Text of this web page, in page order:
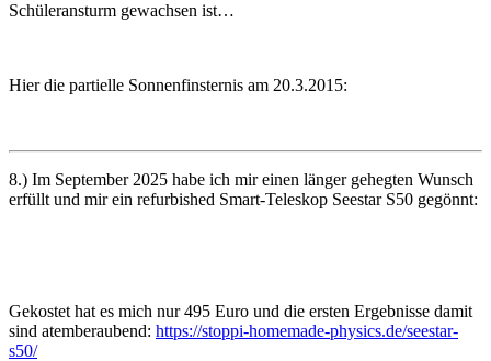
Schüleransturm gewachsen ist…
Hier die partielle Sonnenfinsternis am 20.3.2015:
8.) Im September 2025 habe ich mir einen länger gehegten Wunsch
erfüllt und mir ein refurbished Smart-Teleskop Seestar S50 gegönnt:
Gekostet hat es mich nur 495 Euro und die ersten Ergebnisse damit
sind atemberaubend: https://stoppi-homemade-physics.de/seestar-
s50/